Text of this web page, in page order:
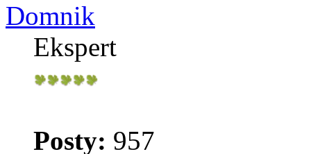
Domnik
Ekspert
Posty: 957